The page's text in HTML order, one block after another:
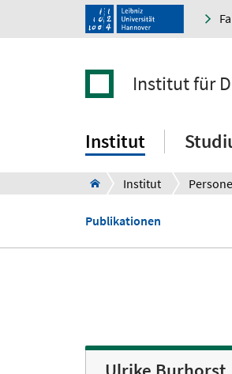
Institut für
Institut
Institut
Publikationen